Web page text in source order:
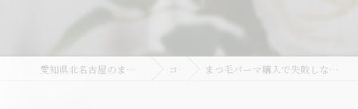
愛知県北名古屋のまつ毛パーマならHARELU北名古屋店 コラム まつ毛パーマ購入で失敗しない選び方と初心者におすすめのポイント解説